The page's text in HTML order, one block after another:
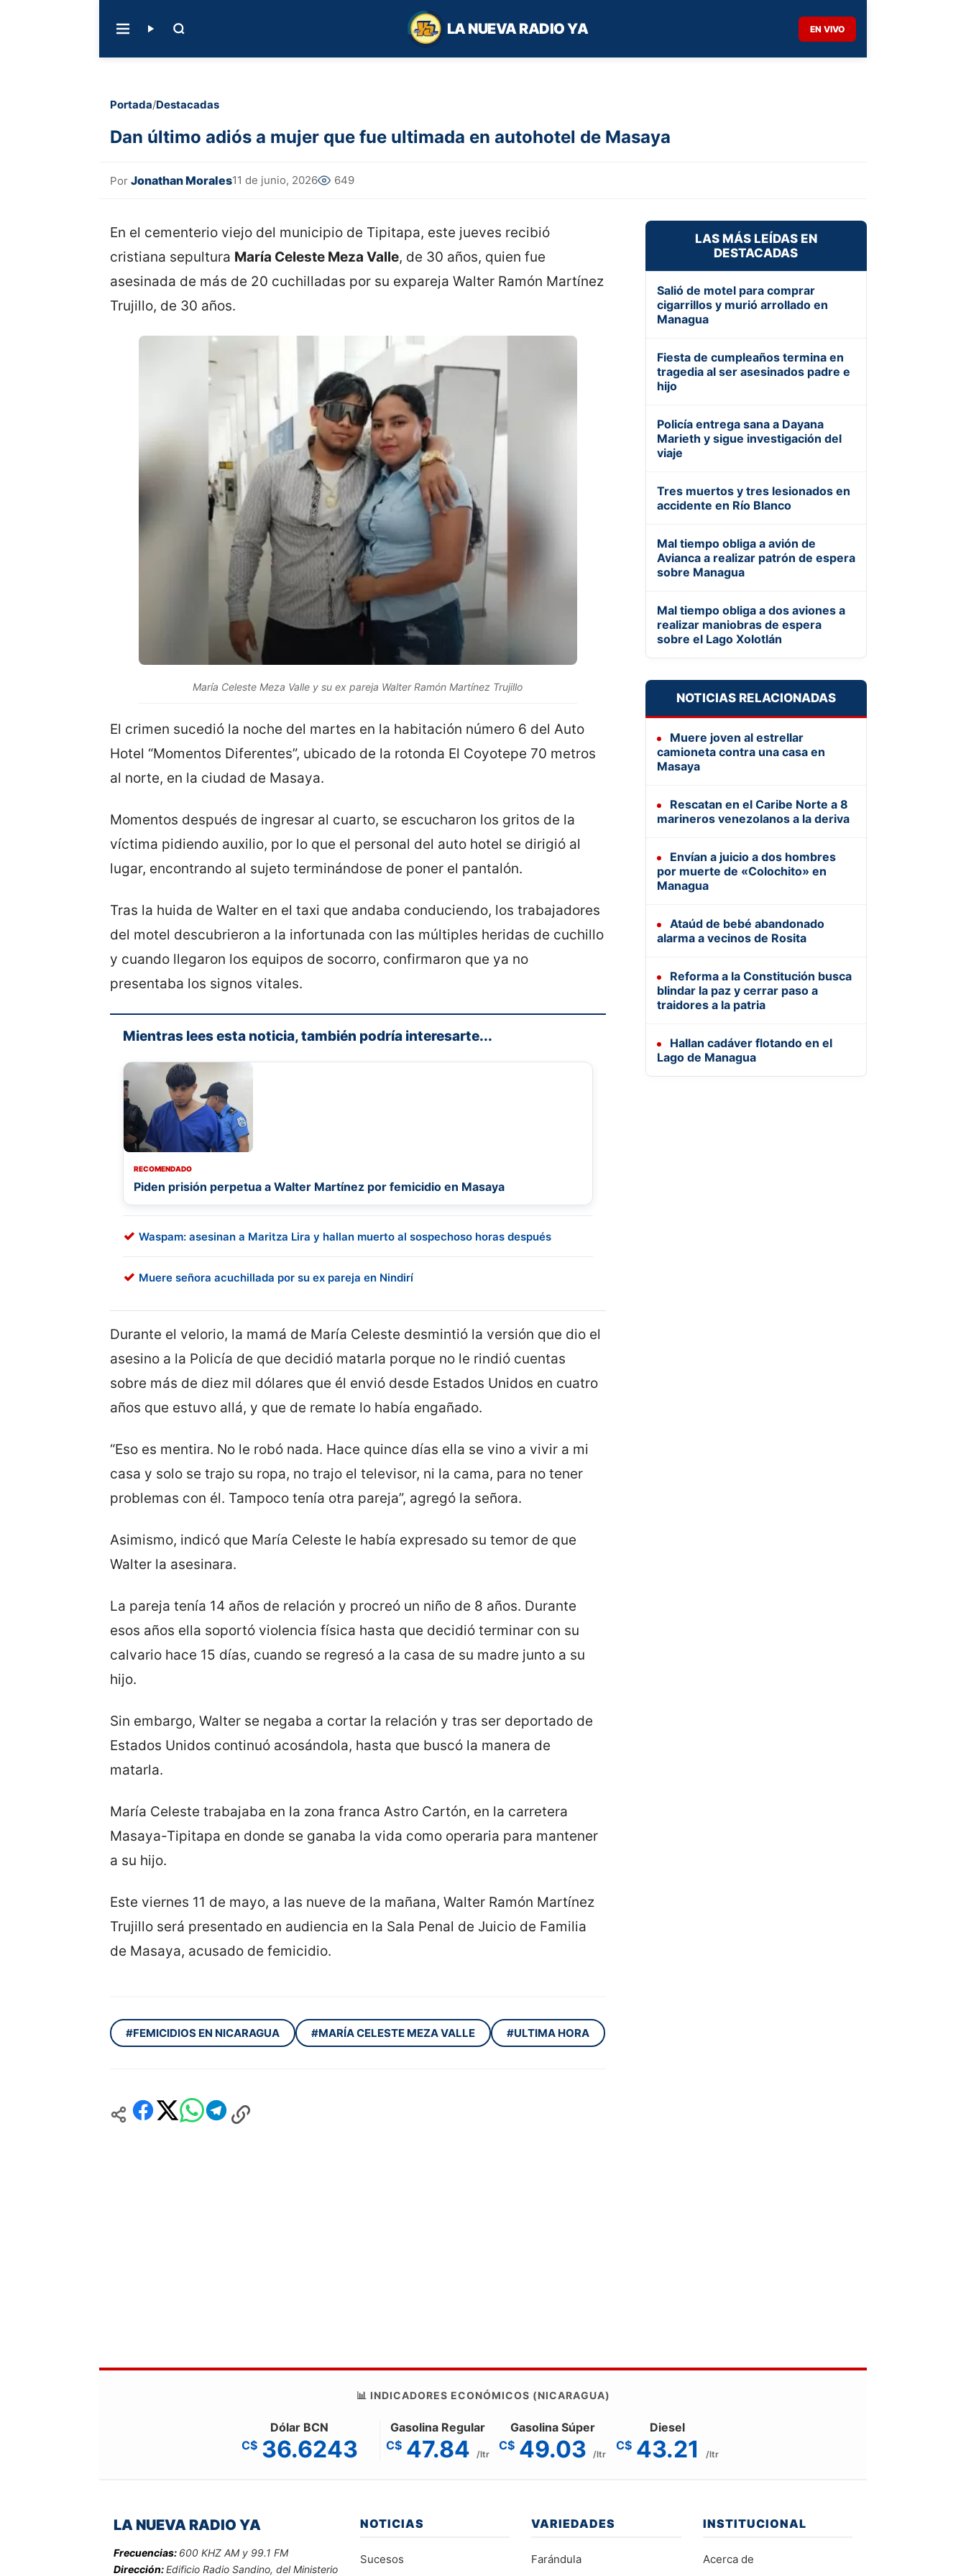
LA NUEVA RADIO YA EN VIVO
Portada/Destacadas
Dan último adiós a mujer que fue ultimada en autohotel de Masaya
Por Jonathan Morales11 de junio, 2026 649
En el cementerio viejo del municipio de Tipitapa, este jueves recibió
cristiana sepultura María Celeste Meza Valle, de 30 años, quien fue
asesinada de más de 20 cuchilladas por su expareja Walter Ramón Martínez
Trujillo, de 30 años.
María Celeste Meza Valle y su ex pareja Walter Ramón Martínez Trujillo
El crimen sucedió la noche del martes en la habitación número 6 del Auto
Hotel “Momentos Diferentes”, ubicado de la rotonda El Coyotepe 70 metros
al norte, en la ciudad de Masaya.
Momentos después de ingresar al cuarto, se escucharon los gritos de la
víctima pidiendo auxilio, por lo que el personal del auto hotel se dirigió al
lugar, encontrando al sujeto terminándose de poner el pantalón.
Tras la huida de Walter en el taxi que andaba conduciendo, los trabajadores
del motel descubrieron a la infortunada con las múltiples heridas de cuchillo
y cuando llegaron los equipos de socorro, confirmaron que ya no
presentaba los signos vitales.
Mientras lees esta noticia, también podría interesarte...
RECOMENDADO
Piden prisión perpetua a Walter Martínez por femicidio en Masaya
Waspam: asesinan a Maritza Lira y hallan muerto al sospechoso horas después
Muere señora acuchillada por su ex pareja en Nindirí
Durante el velorio, la mamá de María Celeste desmintió la versión que dio el
asesino a la Policía de que decidió matarla porque no le rindió cuentas
sobre más de diez mil dólares que él envió desde Estados Unidos en cuatro
años que estuvo allá, y que de remate lo había engañado.
“Eso es mentira. No le robó nada. Hace quince días ella se vino a vivir a mi
casa y solo se trajo su ropa, no trajo el televisor, ni la cama, para no tener
problemas con él. Tampoco tenía otra pareja”, agregó la señora.
Asimismo, indicó que María Celeste le había expresado su temor de que
Walter la asesinara.
La pareja tenía 14 años de relación y procreó un niño de 8 años. Durante
esos años ella soportó violencia física hasta que decidió terminar con su
calvario hace 15 días, cuando se regresó a la casa de su madre junto a su
hijo.
Sin embargo, Walter se negaba a cortar la relación y tras ser deportado de
Estados Unidos continuó acosándola, hasta que buscó la manera de
matarla.
María Celeste trabajaba en la zona franca Astro Cartón, en la carretera
Masaya-Tipitapa en donde se ganaba la vida como operaria para mantener
a su hijo.
Este viernes 11 de mayo, a las nueve de la mañana, Walter Ramón Martínez
Trujillo será presentado en audiencia en la Sala Penal de Juicio de Familia
de Masaya, acusado de femicidio.
#FEMICIDIOS EN NICARAGUA #MARÍA CELESTE MEZA VALLE #ULTIMA HORA
LAS MÁS LEÍDAS EN
DESTACADAS
Salió de motel para comprar
cigarrillos y murió arrollado en
Managua
Fiesta de cumpleaños termina en
tragedia al ser asesinados padre e
hijo
Policía entrega sana a Dayana
Marieth y sigue investigación del
viaje
Tres muertos y tres lesionados en
accidente en Río Blanco
Mal tiempo obliga a avión de
Avianca a realizar patrón de espera
sobre Managua
Mal tiempo obliga a dos aviones a
realizar maniobras de espera
sobre el Lago Xolotlán
NOTICIAS RELACIONADAS
Muere joven al estrellar
camioneta contra una casa en
Masaya
Rescatan en el Caribe Norte a 8
marineros venezolanos a la deriva
Envían a juicio a dos hombres
por muerte de «Colochito» en
Managua
Ataúd de bebé abandonado
alarma a vecinos de Rosita
Reforma a la Constitución busca
blindar la paz y cerrar paso a
traidores a la patria
Hallan cadáver flotando en el
Lago de Managua
📊 INDICADORES ECONÓMICOS (NICARAGUA)
Dólar BCN
C$ 36.6243
Gasolina Regular
C$ 47.84 /ltr
Gasolina Súper
C$ 49.03 /ltr
Diesel
C$ 43.21 /ltr
LA NUEVA RADIO YA
Frecuencias: 600 KHZ AM y 99.1 FM
Dirección:Edificio Radio Sandino, del Ministerio
NOTICIAS
Sucesos
VARIEDADES
Farándula
INSTITUCIONAL
Acerca de